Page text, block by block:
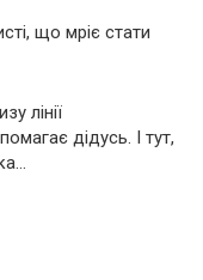
що мріє стати
лінії
дідусь. І тут,